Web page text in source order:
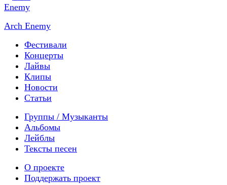
Arch Enemy
Фестивали
Концерты
Лайвы
Клипы
Новости
Статьи
Группы / Музыканты
Альбомы
Лейблы
Тексты песен
О проекте
Поддержать проект